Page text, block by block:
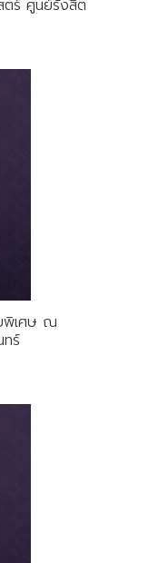
ร์ ศูนย์รังสิต
พิเศษ ณ
ทร์